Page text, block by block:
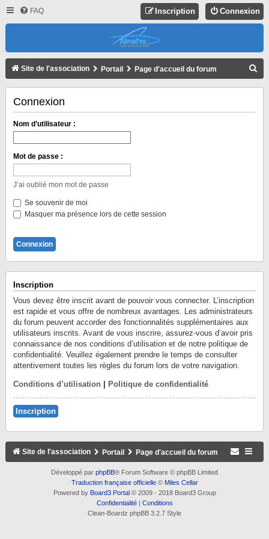
FAQ Connexion
Inscription
Site de l'association Portail Page d'accueil du forum
Connexion
Nom d’utilisateur :
Mot de passe :
J’ai oublié mon mot de passe
Se souvenir de moi
Masquer ma présence lors de cette session
Inscription
Vous devez être inscrit avant de pouvoir vous connecter. L’inscription
est rapide et vous offre de nombreux avantages. Les administrateurs
du forum peuvent accorder des fonctionnalités supplémentaires aux
utilisateurs inscrits. Avant de vous inscrire, assurez-vous d’avoir pris
connaissance de nos conditions d’utilisation et de notre politique de
confidentialité. Veuillez également prendre le temps de consulter
attentivement toutes les règles du forum lors de votre navigation.
Conditions d’utilisation Politique de confidentialité
Inscription
Site de l'association Portail Page d'accueil du forum
Développé par phpBB® Forum Software © phpBB Limited
Traduction française officielle© Miles Cellar
Powered by Board3 Portal© 2009 - 2018 Board3 Group
Confidentialité| Conditions
Clean-Boardz phpBB 3.2.7 Style